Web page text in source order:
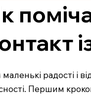
радості і
Першим